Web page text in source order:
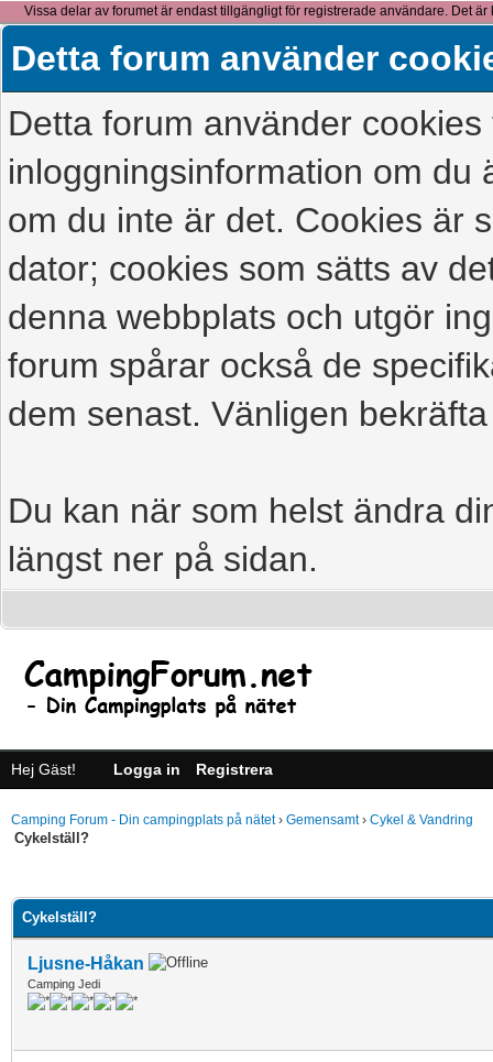
Vissa delar av forumet är endast tillgängligt för registrerade användare. Det
detta meddelande.
Detta forum använder
Detta forum använder
inloggningsinformation om du
om du inte är det. Cookies är
dator; cookies som sätts av
denna webbplats och utgör
forum spårar också de
dem senast. Vänligen
Du kan när som helst ändra
längst ner på sidan.
Hej Gäst! Logga in Registrera
Camping Forum - Din campingplats på nätet› Gemensamt› Cykel & Vandring
Cykelställ?
Cykelställ?
Ljusne-Håkan
Camping Jedi